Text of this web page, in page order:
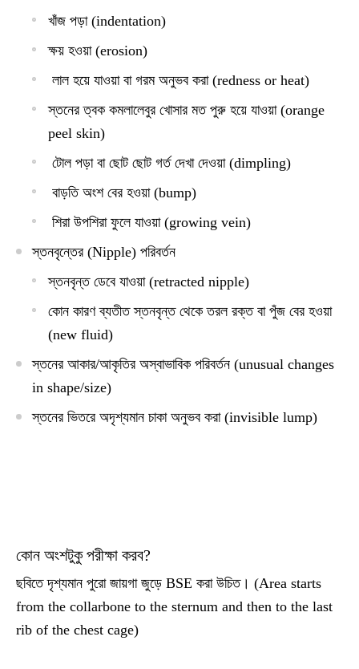
খাঁজ পড়া (indentation)
ক্ষয় হওয়া (erosion)
লাল হয়ে যাওয়া বা গরম অনুভব করা (redness or heat)
স্তনের ত্বক কমলালেবুর খোসার মত পুরু হয়ে যাওয়া (orange
peel skin)
টোল পড়া বা ছোট ছোট গর্ত দেখা দেওয়া (dimpling)
বাড়তি অংশ বের হওয়া (bump)
শিরা উপশিরা ফুলে যাওয়া (growing vein)
স্তনবৃন্তের (Nipple) পরিবর্তন
স্তনবৃন্ত ডেবে যাওয়া (retracted nipple)
কোন কারণ ব্যতীত স্তনবৃন্ত থেকে তরল রক্ত বা পুঁজ বের হওয়া
(new fluid)
স্তনের আকার/আকৃতির অস্বাভাবিক পরিবর্তন (unusual changes
in shape/size)
স্তনের ভিতরে অদৃশ্যমান চাকা অনুভব করা (invisible lump)
কোন অংশটুকু পরীক্ষা করব?
ছবিতে দৃশ্যমান পুরো জায়গা জুড়ে BSE করা উচিত। (Area starts
from the collarbone to the sternum and then to the last
rib of the chest cage)